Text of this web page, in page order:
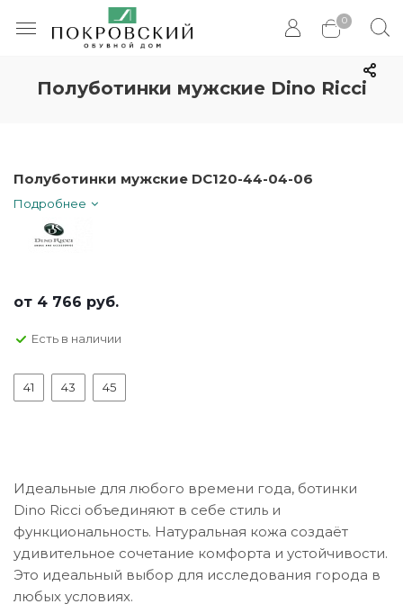
0
Полуботинки мужские Dino Ricci
Полуботинки мужские DC120-44-04-06
Подробнее
от 4 766 руб.
Есть в наличии
41 43 45
Идеальные для любого времени года, ботинки
Dino Ricci объединяют в себе стиль и
функциональность. Натуральная кожа создаёт
удивительное сочетание комфорта и устойчивости.
Это идеальный выбор для исследования города в
любых условиях.